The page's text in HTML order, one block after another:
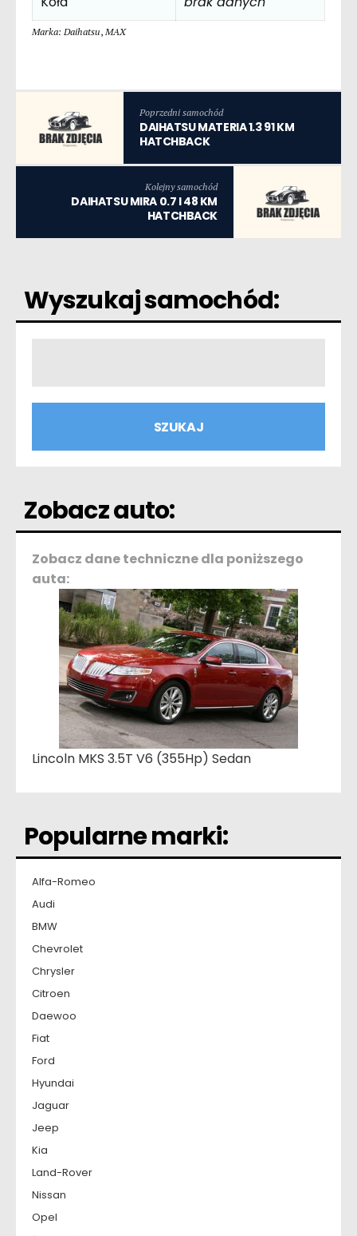
Marka: Daihatsu, MAX
Poprzedni samochód
DAIHATSU MATERIA 1.3 91 KM
HATCHBACK
Kolejny samochód
DAIHATSU MIRA 0.7 I 48 KM
HATCHBACK
Wyszukaj samochód:
Zobacz auto:
Zobacz dane techniczne dla poniższego
auta:
Lincoln MKS 3.5T V6 (355Hp) Sedan
Popularne marki:
Alfa-Romeo
Audi
BMW
Chevrolet
Chrysler
Citroen
Daewoo
Fiat
Ford
Hyundai
Jaguar
Jeep
Kia
Land-Rover
Nissan
Opel